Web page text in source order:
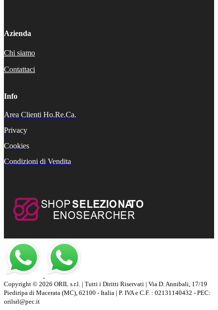
Azienda
Chi siamo
Contattaci
Info
Area Clienti Ho.Re.Ca.
Privacy
Cookies
Condizioni di Vendita
Copyright © 2026 ORIL s.r.l. | Tutti i Diritti Riservati | Via D. Annibali, 17/19
Piediripa di Macerata (MC), 62100 - Italia | P. IVA e C.F. : 02131140432 - PEC:
orilsrl@pec.it